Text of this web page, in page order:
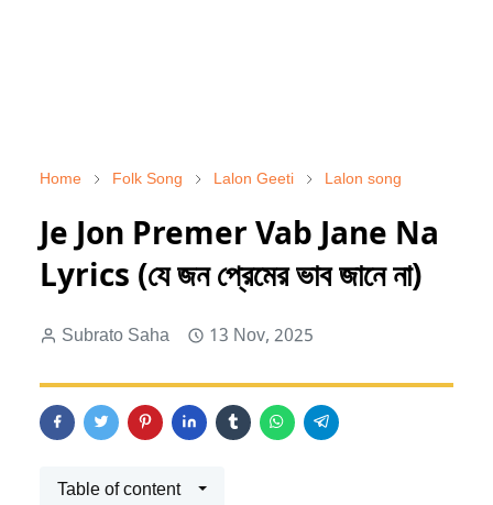
Home Folk Song Lalon Geeti Lalon song
Je Jon Premer Vab Jane Na
Lyrics (যে জন প্রেমের ভাব জানে না)
Subrato Saha 13 Nov, 2025
Table of content